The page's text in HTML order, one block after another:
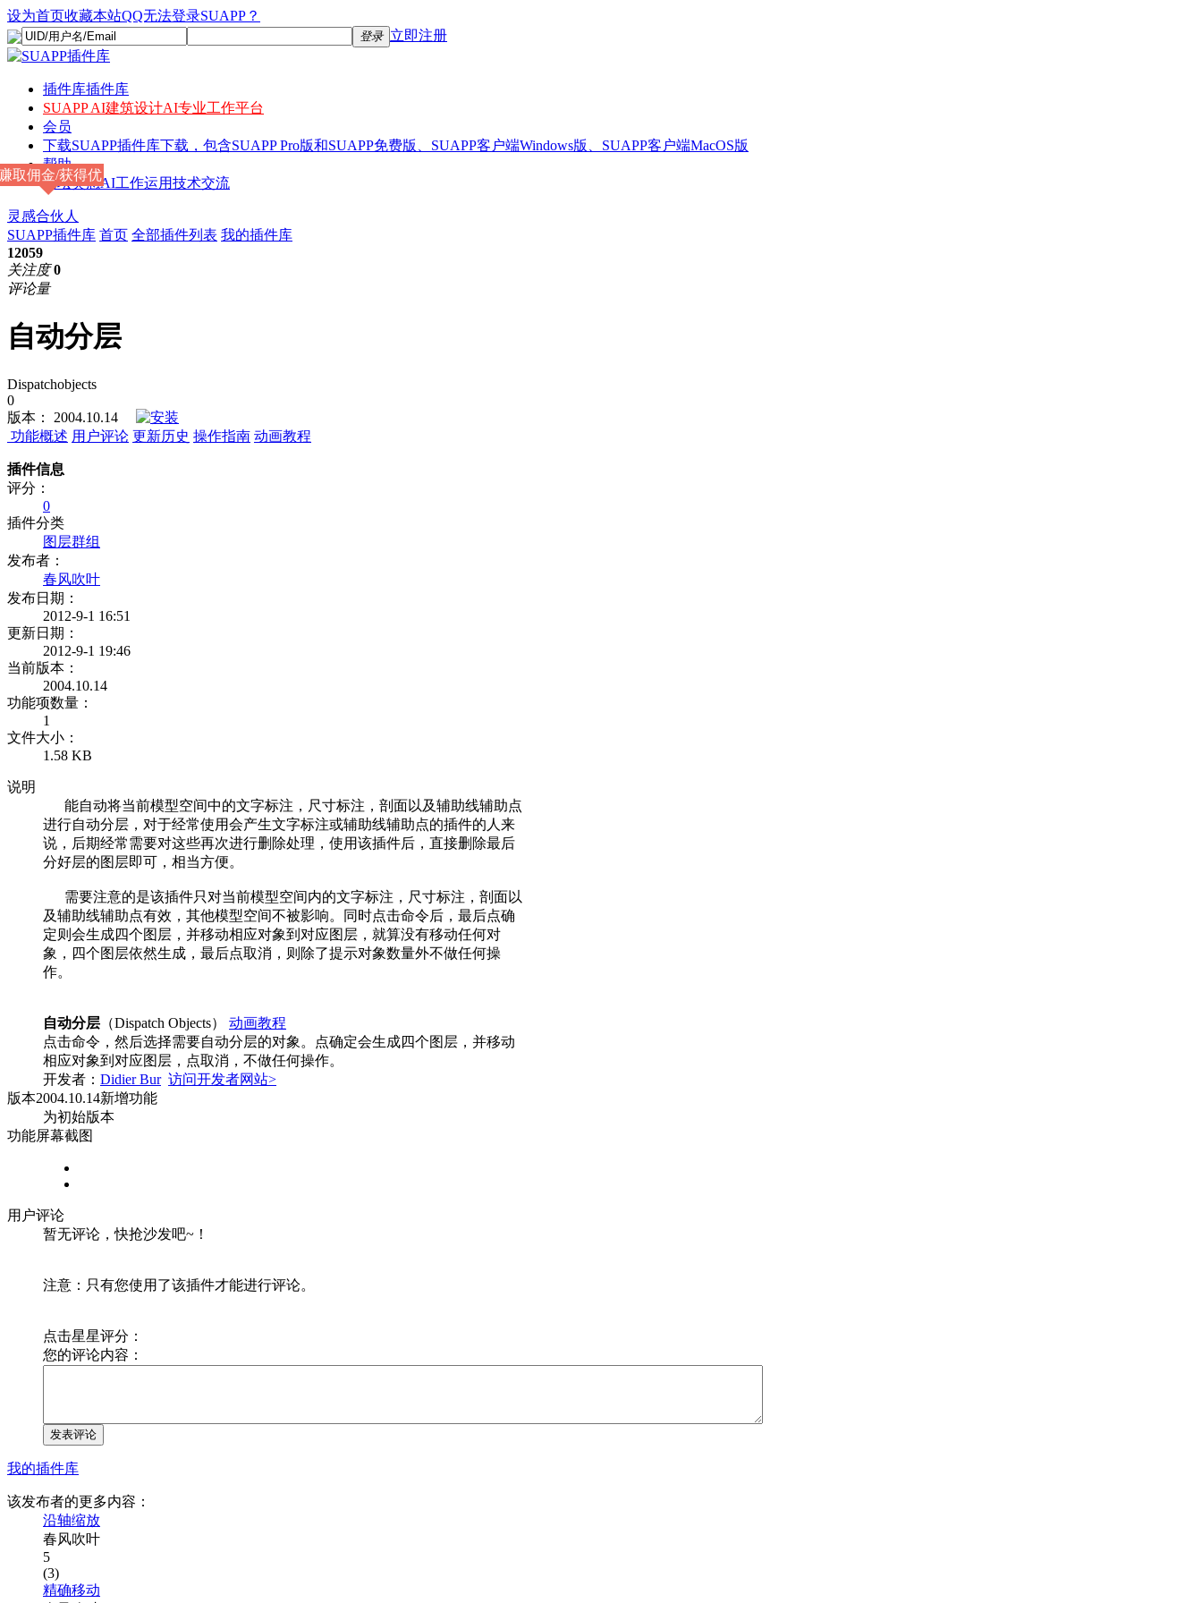
设为首页收藏本站QQ无法登录SUAPP？
登录 立即注册
插件库插件库
SUAPP AI建筑设计AI专业工作平台
会员
下载SUAPP插件库下载，包含SUAPP Pro版和SUAPP免费版、SUAPP客户端Windows版、SUAPP客户端MacOS版
帮助
论坛灵感AI工作运用技术交流
灵感合伙人
取佣金/获得优
惠
SUAPP插件库 首页 全部插件列表 我的插件库
12059
关注度 0
评论量
自动分层
Dispatchobjects
0
版本：
2004.10.14
功能概述 用户评论 更新历史 操作指南 动画教程
插件信息
评分：
0
插件分类
图层群组
发布者：
春风吹叶
发布日期：
2012-9-1 16:51
更新日期：
2012-9-1 19:46
当前版本：
2004.10.14
功能项数量：
1
文件大小：
1.58 KB
说明
能自动将当前模型空间中的文字标注，尺寸标注，剖面以及辅助线辅助点
进行自动分层，对于经常使用会产生文字标注或辅助线辅助点的插件的人来
说，后期经常需要对这些再次进行删除处理，使用该插件后，直接删除最后
分好层的图层即可，相当方便。
需要注意的是该插件只对当前模型空间内的文字标注，尺寸标注，剖面以
及辅助线辅助点有效，其他模型空间不被影响。同时点击命令后，最后点确
定则会生成四个图层，并移动相应对象到对应图层，就算没有移动任何对
象，四个图层依然生成，最后点取消，则除了提示对象数量外不做任何操
作。
自动分层 （Dispatch Objects）
动画教程
点击命令，然后选择需要自动分层的对象。点确定会生成四个图层，并移动
相应对象到对应图层，点取消，不做任何操作。
开发者： Didier Bur 访问开发者网站>
版本2004.10.14新增功能
为初始版本
功能屏幕截图
用户评论
暂无评论，快抢沙发吧~！
注意：只有您使用了该插件才能进行评论。
点击星星评分：
您的评论内容：
发表评论
我的插件库
该发布者的更多内容：
沿轴缩放
春风吹叶
5
(3)
精确移动